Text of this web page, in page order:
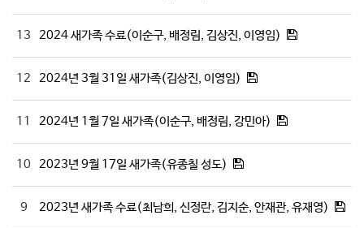
13 2024 새가족 수료(이순구, 배정림, 김상진, 이영임)
12 2024년 3월 31일 새가족(김상진, 이영임)
11 2024년 1월 7일 새가족(이순구, 배정림, 강민아)
10 2023년 9월 17일 새가족(유종칠 성도)
9 2023년 새가족 수료(최남희, 신정란, 김지순, 안재관, 유재영)